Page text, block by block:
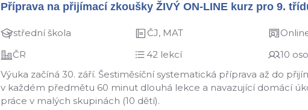
Příprava na přijímací zkoušky ŽIVÝ ON-LINE kurz pro 9.
střední škola ČJ, MAT
ČR
42 lekcí
10
Výuka začíná 30. září. Šestiměsíční systematická příprava až do
v každém předmětu 60 minut dlouhá lekce a navazující domácí
práce v malých skupinách (10 dětí).